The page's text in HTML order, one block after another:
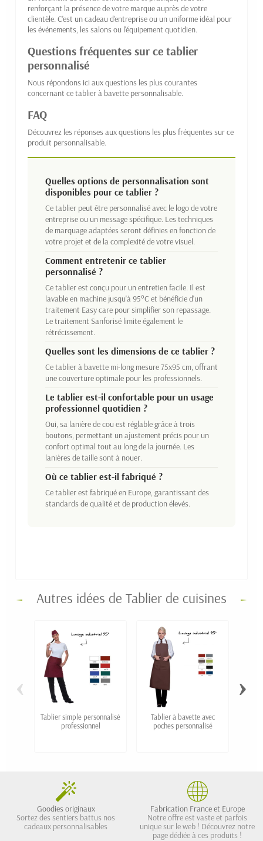
renforçant la présence de votre marque auprès de votre
clientèle. C'est un cadeau d'entreprise ou un uniforme idéal pour
les événements, les salons ou l'équipement quotidien.
Questions fréquentes sur ce tablier
personnalisé
Nous répondons ici aux questions les plus courantes
concernant ce tablier à bavette personnalisable.
FAQ
Découvrez les réponses aux questions les plus fréquentes sur ce
produit personnalisable.
Quelles options de personnalisation sont
disponibles pour ce tablier ?
Ce tablier peut être personnalisé avec le logo de votre
entreprise ou un message spécifique. Les techniques
de marquage adaptées seront définies en fonction de
votre projet et de la complexité de votre visuel.
Comment entretenir ce tablier
personnalisé ?
Ce tablier est conçu pour un entretien facile. Il est
lavable en machine jusqu'à 95°C et bénéficie d'un
traitement Easy care pour simplifier son repassage.
Le traitement Sanforisé limite également le
rétrécissement.
Quelles sont les dimensions de ce tablier ?
Ce tablier à bavette mi-long mesure 75x95 cm, offrant
une couverture optimale pour les professionnels.
Le tablier est-il confortable pour un usage
professionnel quotidien ?
Oui, sa lanière de cou est réglable grâce à trois
boutons, permettant un ajustement précis pour un
confort optimal tout au long de la journée. Les
lanières de taille sont à nouer.
Où ce tablier est-il fabriqué ?
Ce tablier est fabriqué en Europe, garantissant des
standards de qualité et de production élevés.
Autres idées de Tablier de cuisines
Tablier simple personnalisé
professionnel
Tablier à bavette avec
poches personnalisé
‹ ›
Goodies originaux
Sortez des sentiers battus nos
cadeaux personnalisables
Fabrication France et Europe
Notre offre est vaste et parfois
unique sur le web ! Découvrez notre
page dédiée à ces produits !